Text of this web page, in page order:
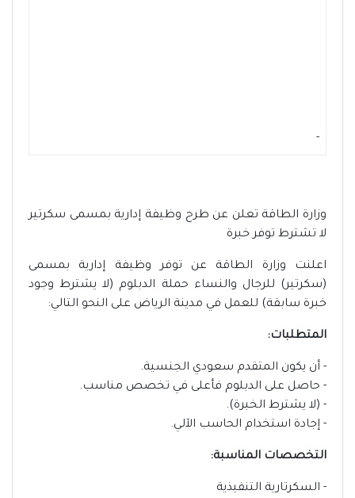
-
وزارة الطاقة تعلن عن طرح وظيفة إدارية بمسمى سكرتير
لا تشترط توفر خبرة
اعلنت وزارة الطاقة عن توفر وظيفة إدارية بمسمى
(سكرتير) للرجال والنساء حملة الدبلوم (لا يشترط وجود
خبرة سابقة) للعمل في مدينة الرياض على النحو التالي:
المتطلبات:
- أن يكون المتقدم سعودي الجنسية.
- حاصل على الدبلوم فأعلى في تخصص مناسب.
- (لا يشترط الخبرة).
- إجادة استخدام الحاسب الآلي.
التخصصات المناسبة:
- السكرتارية التنفيذية